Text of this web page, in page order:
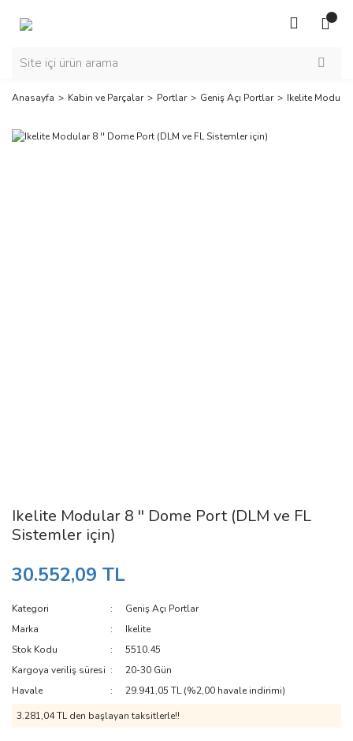
Anasayfa Kabin ve Parçalar Portlar Geniş Açı Portlar Ikelite
Ikelite Modular 8 '' Dome Port (DLM ve FL
Sistemler için)
30.552,09 TL
Kategori
Geniş Açı Portlar
Marka
Ikelite
Stok Kodu
5510.45
Kargoya veriliş süresi
20-30 Gün
Havale
29.941,05 TL (%2,00 havale indirimi)
3.281,04 TL den başlayan taksitlerle!!